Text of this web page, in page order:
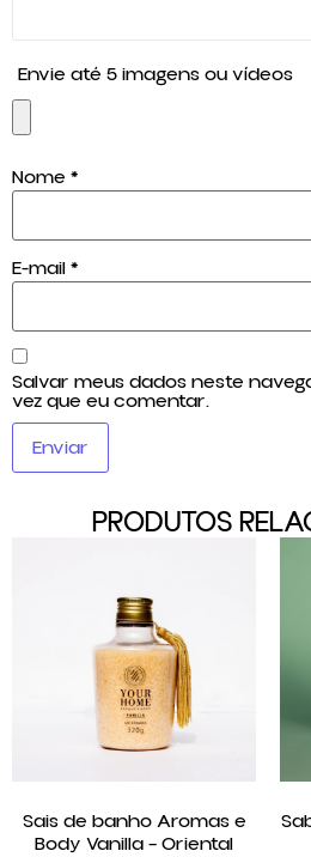
Envie até 5 imagens ou vídeos
Nome *
E-mail*
Salvar meus dados neste
vez que eu comentar.
PRODUTOS
Sais de banho Aromas e
Body Vanilla – Oriental